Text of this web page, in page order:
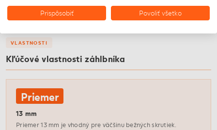
skrutiek boli zapustené pod povrch.
VLASTNOSTI
Kľúčové vlastnosti záhlbníka
Priemer
13 mm
Priemer 13 mm je vhodný pre väčšinu bežných skrutiek.
Prispôsobiť Povoliť všetko